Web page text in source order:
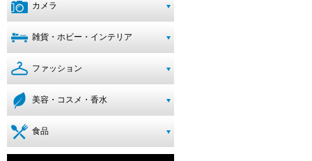
カメラ
雑貨・ホビー・インテリア
ファッション
美容・コスメ・香水
食品